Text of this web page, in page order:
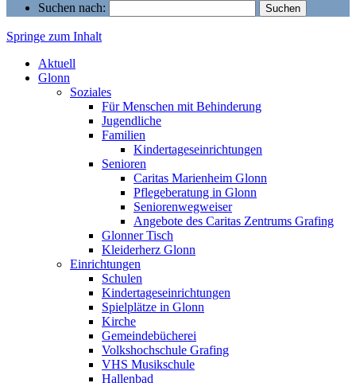
Suchen nach:
Markt Glonn
Springe zum Inhalt
Aktuell
Glonn
Soziales
Für Menschen mit Behinderung
Jugendliche
Familien
Kindertageseinrichtungen
Senioren
Caritas Marienheim Glonn
Pflegeberatung in Glonn
Seniorenwegweiser
Angebote des Caritas Zentrums Grafing
Glonner Tisch
Kleiderherz Glonn
Einrichtungen
Schulen
Kindertageseinrichtungen
Spielplätze in Glonn
Kirche
Gemeindebücherei
Volkshochschule Grafing
VHS Musikschule
Hallenbad